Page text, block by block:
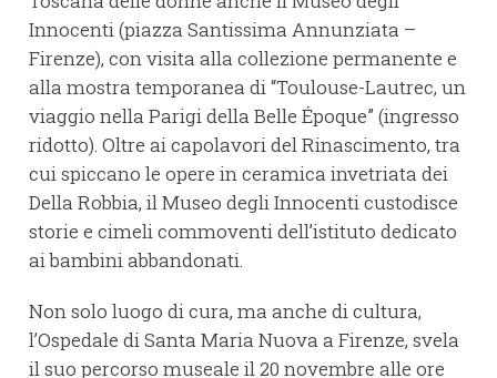
Innocenti (piazza Santissima Annunziata –
Firenze), con visita alla collezione permanente e
alla mostra temporanea di “Toulouse-Lautrec, un
viaggio nella Parigi della Belle Époque” (ingresso
ridotto). Oltre ai capolavori del Rinascimento, tra
cui spiccano le opere in ceramica invetriata dei
Della Robbia, il Museo degli Innocenti custodisce
storie e cimeli commoventi dell’istituto dedicato
ai bambini abbandonati.
Non solo luogo di cura, ma anche di cultura,
l’Ospedale di Santa Maria Nuova a Firenze, svela
il suo percorso museale il 20 novembre alle ore